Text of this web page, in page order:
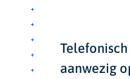
aanwezig